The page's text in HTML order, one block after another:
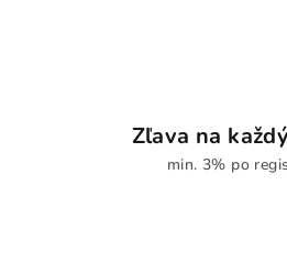
Zľava na
min. 3% po